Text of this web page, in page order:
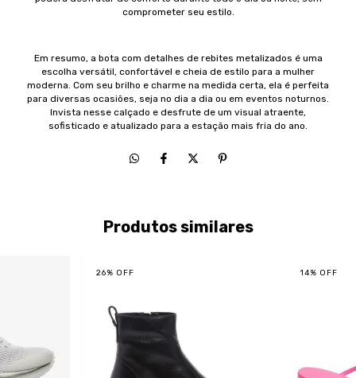
comprometer seu estilo.
Em resumo, a bota com detalhes de rebites metalizados é uma
escolha versátil, confortável e cheia de estilo para a mulher
moderna. Com seu brilho e charme na medida certa, ela é perfeita
para diversas ocasiões, seja no dia a dia ou em eventos noturnos.
Invista nesse calçado e desfrute de um visual atraente,
sofisticado e atualizado para a estação mais fria do ano.
Produtos similares
26% OFF 14% OFF